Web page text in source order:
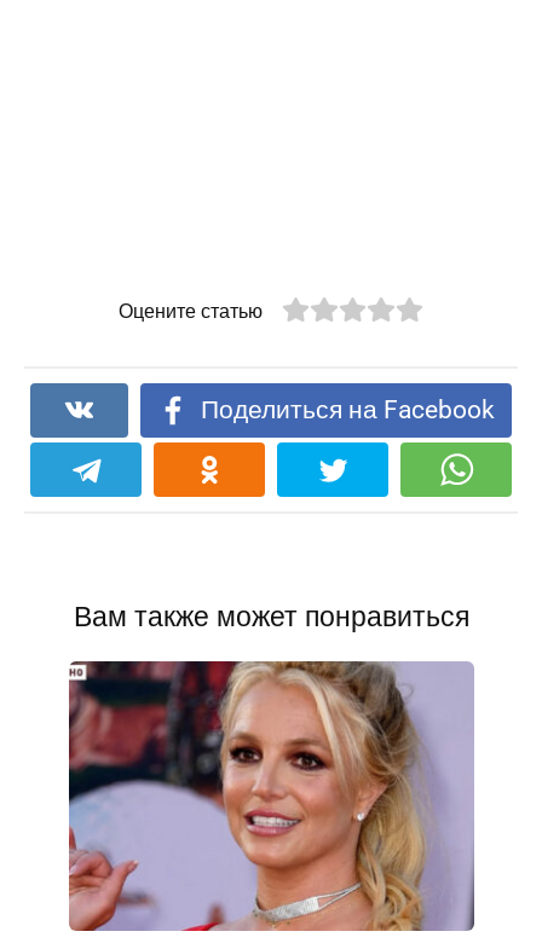
Оцените статью
Поделиться на Facebook
Вам также может понравиться